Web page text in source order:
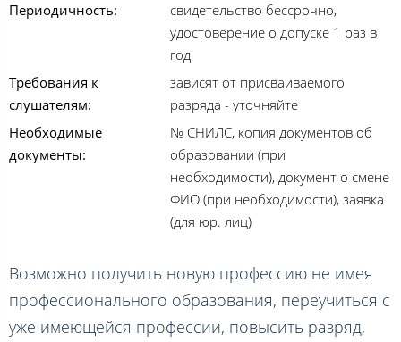
Периодичность:
свидетельство бессрочно,
удостоверение о допуске 1 раз в
год
Требования к
слушателям:
зависят от присваиваемого
разряда - уточняйте
Необходимые
документы:
№ СНИЛС, копия документов об
образовании (при
необходимости), документ о смене
ФИО (при необходимости), заявка
(для юр. лиц)
Возможно получить новую профессию не имея
профессионального образования, переучиться с
уже имеющейся профессии, повысить разряд,